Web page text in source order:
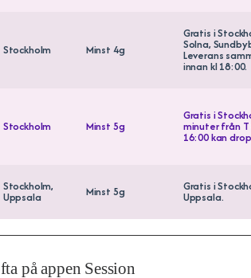
Stockholm Minst 4g
Gratis i
Solna,
Leverans
innan kl 18:00.
Stockholm Minst 5g
Gratis i
minuter från
16:00 kan
Stockholm,
Uppsala Minst 5g Gratis i
Uppsala.
på appen Session